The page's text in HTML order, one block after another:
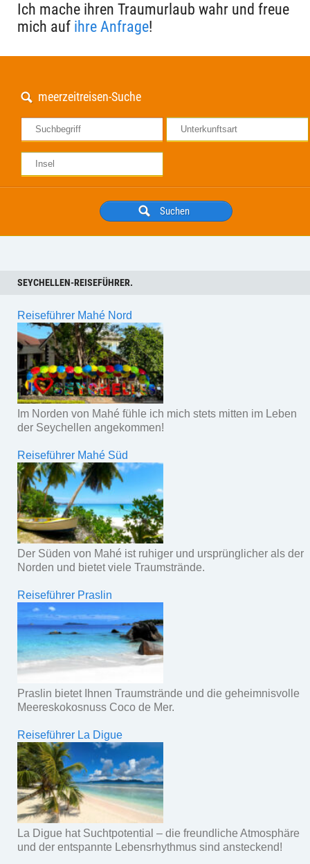
Ich mache ihren Traumurlaub wahr und freue
mich auf ihre Anfrage!
meerzeitreisen-Suche
SEYCHELLEN-REISEFÜHRER.
Reiseführer Mahé Nord
Im Norden von Mahé fühle ich mich stets mitten im Leben
der Seychellen angekommen!
Reiseführer Mahé Süd
Der Süden von Mahé ist ruhiger und ursprünglicher als der
Norden und bietet viele Traumstrände.
Reiseführer Praslin
Praslin bietet Ihnen Traumstrände und die geheimnisvolle
Meereskokosnuss Coco de Mer.
Reiseführer La Digue
La Digue hat Suchtpotential – die freundliche Atmosphäre
und der entspannte Lebensrhythmus sind ansteckend!